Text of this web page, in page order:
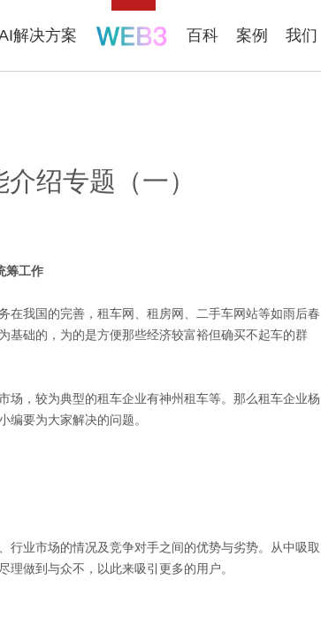
解决方案 百科 案例 我们
绍专题（一）
筹工作
在我国的完善，租车网、租房网、二手车网站等如雨后春
基础的，为的是方便那些经济较富裕但确买不起车的群
场，较为典型的租车企业有神州租车等。那么租车企业杨
编要为大家解决的问题。
行业市场的情况及竞争对手之间的优势与劣势。从中吸取
做到与众不，以此来吸引更多的用户。